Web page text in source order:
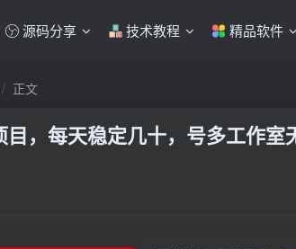
源码分享 技术教程 精品软件
正文
目，每天稳定几十，号多工作